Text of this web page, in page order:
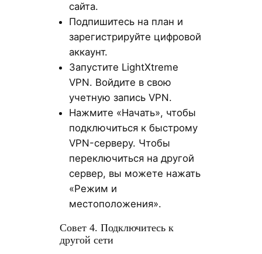
сайта.
Подпишитесь на план и
зарегистрируйте цифровой
аккаунт.
Запустите LightXtreme
VPN. Войдите в свою
учетную запись VPN.
Нажмите «Начать», чтобы
подключиться к быстрому
VPN-серверу. Чтобы
переключиться на другой
сервер, вы можете нажать
«Режим и
местоположения».
Совет 4. Подключитесь к
другой сети